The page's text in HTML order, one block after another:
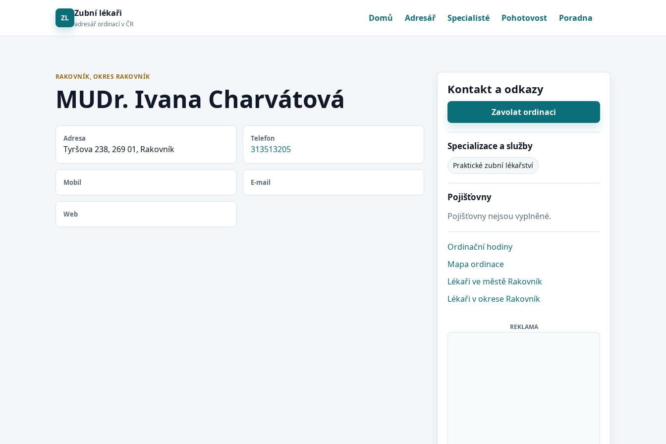
ZL Zubní lékaři
adresář ordinací v ČR
Domů Adresář Specialisté Pohotovost Poradna
RAKOVNÍK, OKRES RAKOVNÍK
MUDr. Ivana Charvátová
Adresa
Tyršova 238, 269 01, Rakovník
Telefon
313513205
Mobil E-mail
Web
Kontakt a odkazy
Zavolat ordinaci
Specializace a služby
Praktické zubní lékařství
Pojišťovny
Pojišťovny nejsou vyplněné.
Ordinační hodiny
Mapa ordinace
Lékaři ve městě Rakovník
Lékaři v okrese Rakovník
REKLAMA